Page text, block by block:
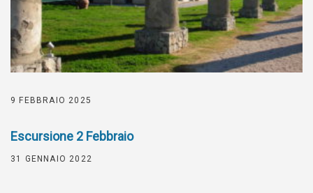
9 FEBBRAIO 2025
Escursione 2 Febbraio
31 GENNAIO 2022